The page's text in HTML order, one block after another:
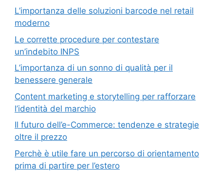
L’importanza delle soluzioni barcode nel retail
moderno
Le corrette procedure per contestare
un’indebito INPS
L’importanza di un sonno di qualità per il
benessere generale
Content marketing e storytelling per rafforzare
l’identità del marchio
Il futuro dell’e-Commerce: tendenze e strategie
oltre il prezzo
Perchè è utile fare un percorso di orientamento
prima di partire per l’estero